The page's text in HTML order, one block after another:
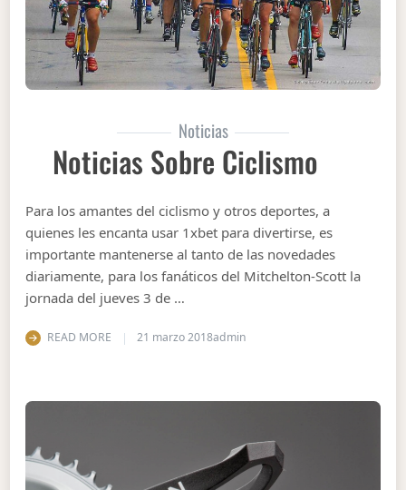
Noticias
Noticias Sobre Ciclismo
Para los amantes del ciclismo y otros deportes, a
quienes les encanta usar 1xbet para divertirse, es
importante mantenerse al tanto de las novedades
diariamente, para los fanáticos del Mitchelton-Scott la
jornada del jueves 3 de …
READ MORE 21 marzo 2018admin